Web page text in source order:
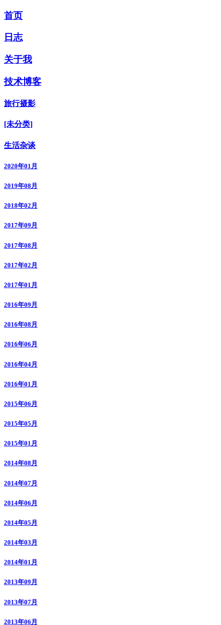
首页
日志
关于我
技术博客
旅行摄影
[未分类]
生活杂谈
2020年01月
2019年08月
2018年02月
2017年09月
2017年08月
2017年02月
2017年01月
2016年09月
2016年08月
2016年06月
2016年04月
2016年01月
2015年06月
2015年05月
2015年01月
2014年08月
2014年07月
2014年06月
2014年05月
2014年03月
2014年01月
2013年09月
2013年07月
2013年06月